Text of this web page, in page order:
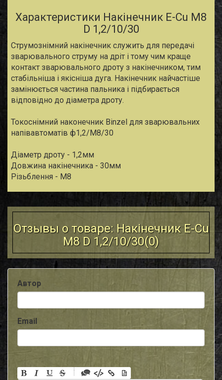
Характеристики Накiнечник E-Cu M8
D 1,2/10/30
Струмознімний накiнечник служить для передачі
зварювального струму на дріт і тому чим краще
контакт зварювального дроту з накiнечником, тим
стабільніша і якісніша дуга. Накiнечник найчастіше
замінюється частина пальника і підбирається
відповідно до діаметра дроту.
Токоснімний наконечник Binzel для зварювальних
напівавтоматів ф1,2/М8/30
Діаметр дроту - 1,2мм
Довжина накiнечника - 30мм
Різьблення - М8
Отзывы о товаре: Накiнечник E-Cu
M8 D 1,2/10/30(0)
Автор
Email
-
-